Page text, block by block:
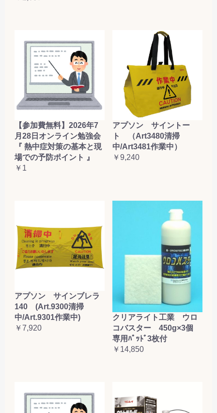
【参加費無料】2026年7
月28日オンライン勉強会
『 熱中症対策の基本と現
場での予防ポイント 』
￥1
アプソン サイントー
ト （Art3480清掃
中/Art3481作業中）
￥9,240
アプソン サインブレラ
140 (Art.9300清掃
中/Art.9301作業中)
￥7,920
クリアライト工業 ウロ
コバスター 450g×3個
専用ﾊﾟｯﾄﾞ3枚付
￥14,850